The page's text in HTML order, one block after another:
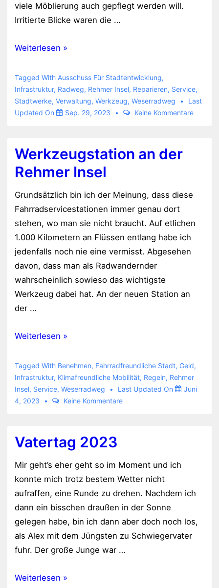
viele Möblierung auch gepflegt werden will.
Irritierte Blicke waren die …
Fahrradreparaturstation
der
Rehmer
Insel
mit
Weiterlesen »
Tagged With Ausschuss Für Stadtentwicklung,
Infrastruktur, Radweg, Rehmer Insel, Reparieren, Service,
Stadtwerke, Verwaltung, Werkzeug, Weserradweg
Last
Updated On
Sep. 29, 2023 Keine Kommentare
Werkzeugstation an der
Rehmer Insel
Grundsätzlich bin ich der Meinung, dass diese
Fahrradservicestationen immer genau dort
stehen, wo man sie nicht braucht. Auf etlichen
1.000 Kilometern an Flüssen entlang habe ich
jedenfalls noch nie eine vermisst. Abgesehen
davon, dass man als Radwandernder
wahrscheinlich sowieso das wichtigste
Werkzeug dabei hat. An der neuen Station an
der …
Werkzeugstation
der
Rehmer
Insel
Weiterlesen »
Tagged With Benehmen, Fahrradfreundliche Stadt, Geld,
Infrastruktur, Klimafreundliche Mobilität, Regeln, Rehmer
Insel, Service, Weserradweg Last Updated On
Juni
4, 2023
Keine Kommentare
Vatertag 2023
Mir geht’s eher geht so im Moment und ich
konnte mich trotz bestem Wetter nicht
aufraffen, eine Runde zu drehen. Nachdem ich
dann ein bisschen draußen in der Sonne
gelegen habe, bin ich dann aber doch noch los,
als Alex mit dem Jüngsten zu Schwiegervater
fuhr. Der große Junge war …
Vatertag
Weiterlesen »